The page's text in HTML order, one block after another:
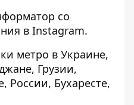
со
в Instagram.
метро в Украине,
Грузии,
России, Бухаресте,